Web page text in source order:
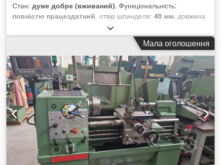
Стан: дуже добре (вживаний), Функціональність:
повністю працездатний, отвір шпинделя: 40 мм, довжина
, максимальна швидкість шпинделя:
об/хв, швидкість шпинделя (хв.):67 об/хв, Colchester
Master 2500 Відстань між центрами 40 дюймів Діапазон
швидкостей шпинделя: 30–2500 об/хв Djdpfezphivox Afxeck
Імперна шкала Цифровий відліковий пристрій (ЦВП) по 2
осях Насос і система охолоджувальної рідини Задня бабка
з конусним отвором Морзе №3 Діаметр отвору шпинделя:
40 мм Швидкозмінний оправник для інструменту У
комплекті: 4-кулачковий патрон, 10 дюймів 3-кулачковий
патрон із реверсивними кулачками, 8 дюймів Лицьова
плита, 12 дюймів Привідна плита 4 швидкозмінні оправки
для інструменту
Мала оголошення